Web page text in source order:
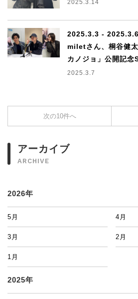
2025.3.14
2025.3.3 - 2025.3.6
miletさん、桐谷健
カノジョ」公開記念
2025.3.7
次の10件へ
アーカイブ
ARCHIVE
2026年
5月 4月
3月 2月
1月
2025年